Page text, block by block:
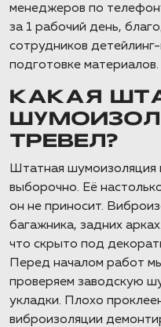
менеджеров по
за 1 рабочий день,
сотрудников
подготовке материалов.
КАКАЯ
ТРЕВЕЛ?
Штатная
выборочно. Её
он не приносит.
багажника, задних
что скрыто под
Перед началом работ
проверяем заводскую
укладки. Плохо
виброизоляции